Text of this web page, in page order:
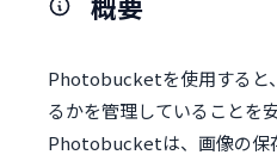
Photobucketを使用すると
るかを管理していることを
Photobucketは、画像の保